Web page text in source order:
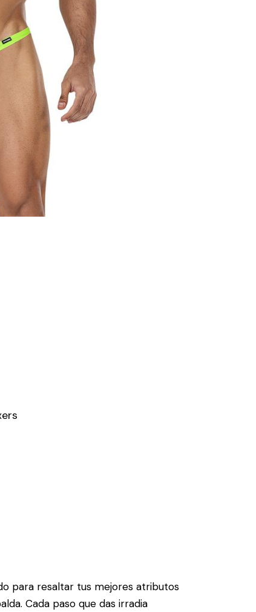
para resaltar tus mejores atributos
Cada paso que das irradia